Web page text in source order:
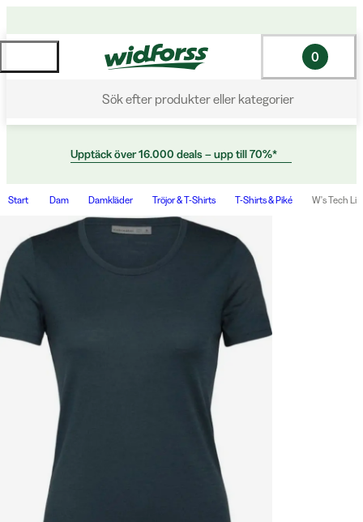
Sök efter produkter eller kategorier
0
Upptäck över 16.000 deals – upp till 70%*
Start Dam Damkläder Tröjor & T-Shirts T-Shirts & Piké W's Tech